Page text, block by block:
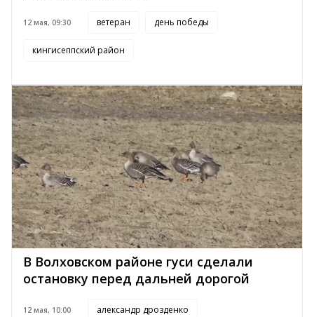
12 мая, 09:30 ветеран день победы
кингисеппский район
В Волховском районе гуси сделали
остановку перед дальней дорогой
12 мая, 10:00 александр дрозденко